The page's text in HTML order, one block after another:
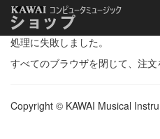
処理に失敗しました。
すべてのブラウザを閉じて、注文
Copyright © KAWAI Musical